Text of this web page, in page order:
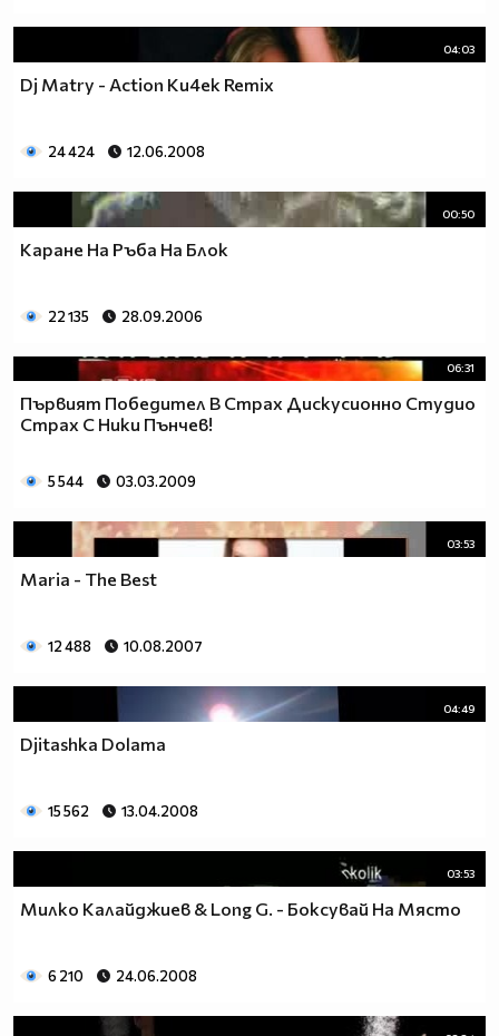
04:03
Dj Matry - Action Ku4ek Remix
24 424 12.06.2008
00:50
Каране На Ръба На Блок
22 135 28.09.2006
06:31
Първият Победител В Страх Дискусионно Студио
Страх С Ники Пънчев!
5 544 03.03.2009
03:53
Mariа - The Best
12 488 10.08.2007
04:49
Djitashka Dolama
15 562 13.04.2008
03:53
Милко Калайджиев & Long G. - Боксувай На Място
6 210 24.06.2008